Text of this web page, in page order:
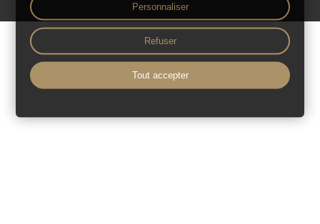
Personnaliser
Refuser
Tout accepter